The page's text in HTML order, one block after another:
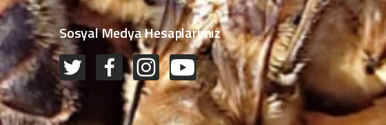
Sosyal Medya Hesaplarımız